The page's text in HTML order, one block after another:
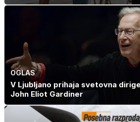
OGLAS
V Ljubljano prihaja svetovna
John Eliot Gardiner